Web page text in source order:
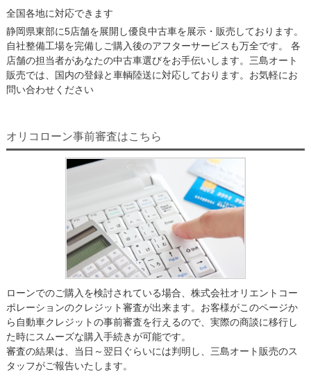
全国各地に対応できます
静岡県東部に5店舗を展開し優良中古車を展示・販売しております。
自社整備工場を完備しご購入後のアフターサービスも万全です。 各
店舗の担当者があなたの中古車選びをお手伝いします。三島オート
販売では、国内の登録と車輌陸送に対応しております。お気軽にお
問い合わせください
オリコローン事前審査はこちら
ローンでのご購入を検討されている場合、株式会社オリエントコー
ポレーションのクレジット審査が出来ます。お客様がこのページか
ら自動車クレジットの事前審査を行えるので、実際の商談に移行し
た時にスムーズな購入手続きが可能です。
審査の結果は、当日～翌日ぐらいには判明し、三島オート販売のス
タッフがご報告いたします。